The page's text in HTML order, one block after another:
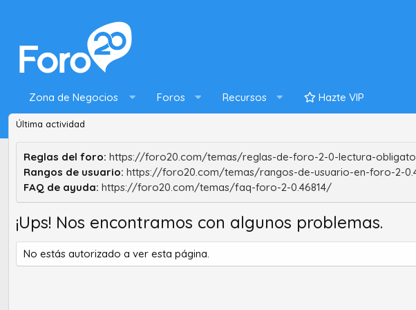
Zona de Negocios Foros Recursos Hazte VIP
Última actividad
Reglas del foro: https://foro20.com/temas/reglas-de-foro-2-0-lectura-
Rangos de usuario: https://foro20.com/temas/rangos-de-usuario-en-foro-2-
FAQ de ayuda: https://foro20.com/temas/faq-foro-2-0.46814/
¡Ups! Nos encontramos con algunos problemas.
No estás autorizado a ver esta página.